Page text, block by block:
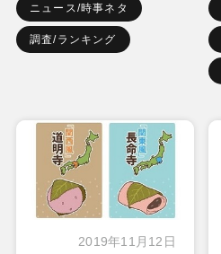
ニュース/時事ネタ
調査/ランキング
2019年11月12日